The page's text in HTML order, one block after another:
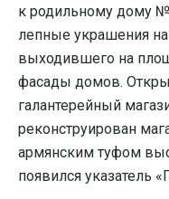
к родильному дому
лепные украшения
выходившего на
фасады домов.
галантерейный
реконструирован
армянским туфом
появился указатель